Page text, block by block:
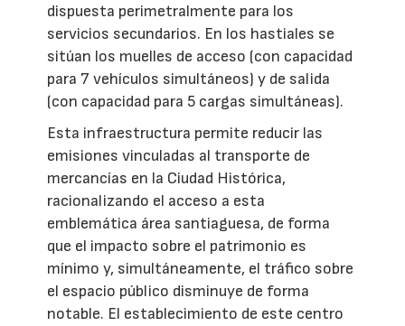
dispuesta perimetralmente para los
servicios secundarios. En los hastiales se
sitúan los muelles de acceso (con capacidad
para 7 vehículos simultáneos) y de salida
(con capacidad para 5 cargas simultáneas).
Esta infraestructura permite reducir las
emisiones vinculadas al transporte de
mercancías en la Ciudad Histórica,
racionalizando el acceso a esta
emblemática área santiaguesa, de forma
que el impacto sobre el patrimonio es
mínimo y, simultáneamente, el tráfico sobre
el espacio público disminuye de forma
notable. El establecimiento de este centro